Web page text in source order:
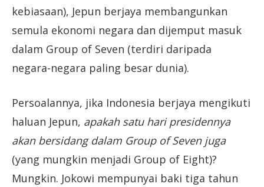
kebiasaan), Jepun berjaya membangunkan
semula ekonomi negara dan dijemput masuk
dalam Group of Seven (terdiri daripada
negara-negara paling besar dunia).
Persoalannya, jika Indonesia berjaya mengikuti
haluan Jepun, apakah satu hari presidennya
akan bersidang dalam Group of Seven juga
(yang mungkin menjadi Group of Eight)?
Mungkin. Jokowi mempunyai baki tiga tahun